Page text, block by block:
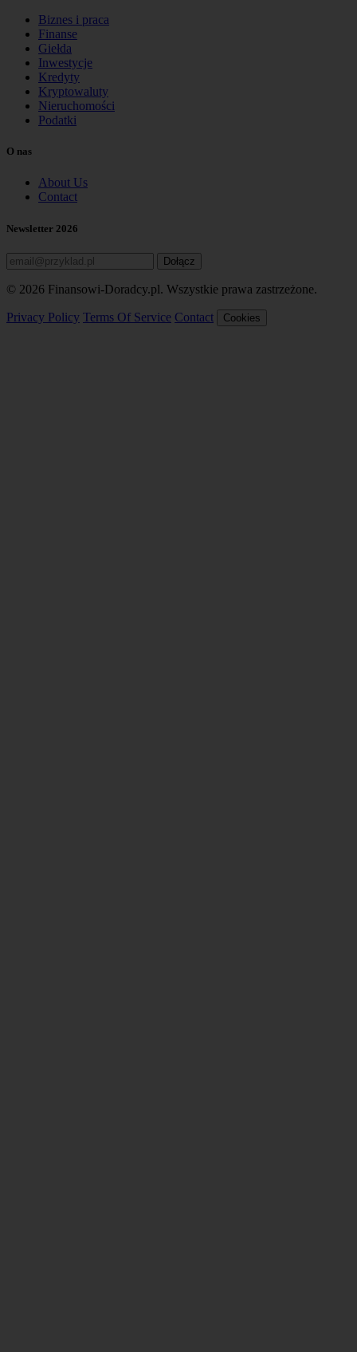
Biznes i praca
Finanse
Giełda
Inwestycje
Kredyty
Kryptowaluty
Nieruchomości
Podatki
O nas
About Us
Contact
Newsletter 2026
Dołącz
© 2026 Finansowi-Doradcy.pl. Wszystkie prawa zastrzeżone.
Privacy Policy Terms Of Service Contact Cookies